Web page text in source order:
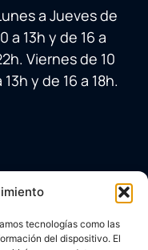
tecnologías como las
del dispositivo. El
a Jueves de
a 13h y de 16 a
Viernes de 10
13h y de 16 a 18h.